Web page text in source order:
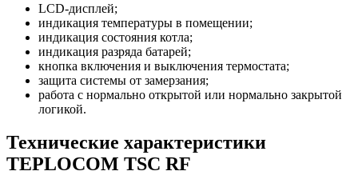
LCD-дисплей;
индикация температуры в помещении;
индикация состояния котла;
индикация разряда батарей;
кнопка включения и выключения термостата;
защита системы от замерзания;
работа с нормально открытой или нормально закрытой
логикой.
Технические характеристики
TEPLOCOM TSC RF